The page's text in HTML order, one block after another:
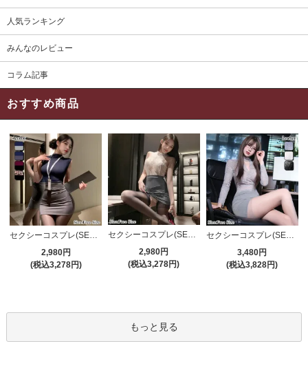
人気ランキング
みんなのレビュー
コラム記事
おすすめ商品
セクシーコスプレ(SEXYCOSPLAY) 4421
2,980円
(税込3,278円)
セクシーコスプレ(SEXYCOSPLAY) 4191
2,980円
(税込3,278円)
セクシーコスプレ(SEXYCOSPLAY) 4173
3,480円
(税込3,828円)
もっと見る